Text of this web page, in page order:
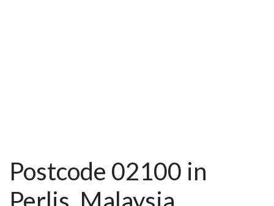
Postcode 02100 in